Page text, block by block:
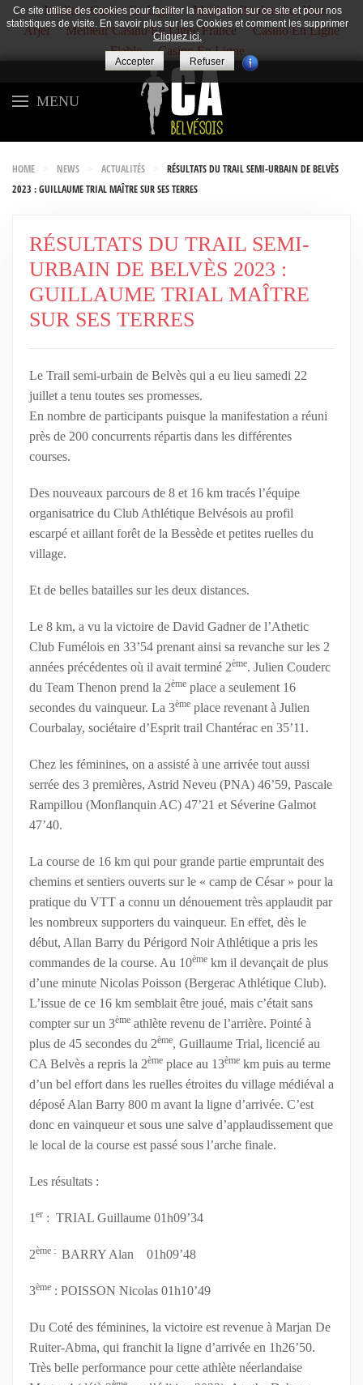
Meilleur Casino En Ligne
Meilleur Bookmaker Hors
Arjel
Meilleur Casino En Ligne France
Casino En Ligne
Fiable
Casino En Ligne
MENU
HOME NEWS ACTUALITÉS
RÉSULTATS DU TRAIL SEMI-URBAIN DE BELVÈS
2023 : GUILLAUME TRIAL MAÎTRE SUR SES TERRES
RÉSULTATS DU TRAIL SEMI-
URBAIN DE BELVÈS 2023 :
GUILLAUME TRIAL MAÎTRE
SUR SES TERRES
Le Trail semi-urbain de Belvès qui a eu lieu samedi 22
juillet a tenu toutes ses promesses.
En nombre de participants puisque la manifestation a réuni
près de 200 concurrents répartis dans les différentes
courses.
Des nouveaux parcours de 8 et 16 km tracés l’équipe
organisatrice du Club Athlétique Belvésois au profil
escarpé et aillant forêt de la Bessède et petites ruelles du
village.
Et de belles batailles sur les deux distances.
Le 8 km, a vu la victoire de David Gadner de l’Athetic
Club Fumélois en 33’54 prenant ainsi sa revanche sur les 2
années précédentes où il avait terminé 2ème. Julien Couderc
du Team Thenon prend la 2ème place a seulement 16
secondes du vainqueur. La 3ème place revenant à Julien
Courbalay, sociétaire d’Esprit trail Chantérac en 35’11.
Chez les féminines, on a assisté à une arrivée tout aussi
serrée des 3 premières, Astrid Neveu (PNA) 46’59, Pascale
Rampillou (Monflanquin AC) 47’21 et Séverine Galmot
47’40.
La course de 16 km qui pour grande partie empruntait des
chemins et sentiers ouverts sur le « camp de César » pour la
pratique du VTT a connu un dénouement très applaudit par
les nombreux supporters du vainqueur. En effet, dès le
début, Allan Barry du Périgord Noir Athlétique a pris les
commandes de la course. Au 10ème km il devançait de plus
d’une minute Nicolas Poisson (Bergerac Athlétique Club).
L’issue de ce 16 km semblait être joué, mais c’était sans
compter sur un 3ème athlète revenu de l’arrière. Pointé à
plus de 45 secondes du 2ème, Guillaume Trial, licencié au
CA Belvès a repris la 2ème place au 13ème km puis au terme
d’un bel effort dans les ruelles étroites du village médiéval a
déposé Alan Barry 800 m avant la ligne d’arrivée. C’est
donc en vainqueur et sous une salve d’applaudissement que
le local de la course est passé sous l’arche finale.
Les résultats :
1 er : TRIAL Guillaume 01h09’34
2ème : BARRY Alan 01h09’48
3ème : POISSON Nicolas 01h10’49
Du Coté des féminines, la victoire est revenue à Marjan De
Ruiter-Abma, qui franchit la ligne d’arrivée en 1h26’50.
Très belle performance pour cette athlète néerlandaise
Ce site utilise des cookies pour faciliter la navigation sur ce site et pour nos
statistiques de visite. En savoir plus sur les Cookies et comment les supprimer
Cliquez ici.
Accepter Refuser